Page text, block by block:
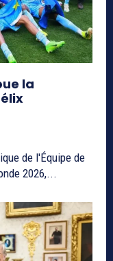
la
de l'Équipe de
2026,...